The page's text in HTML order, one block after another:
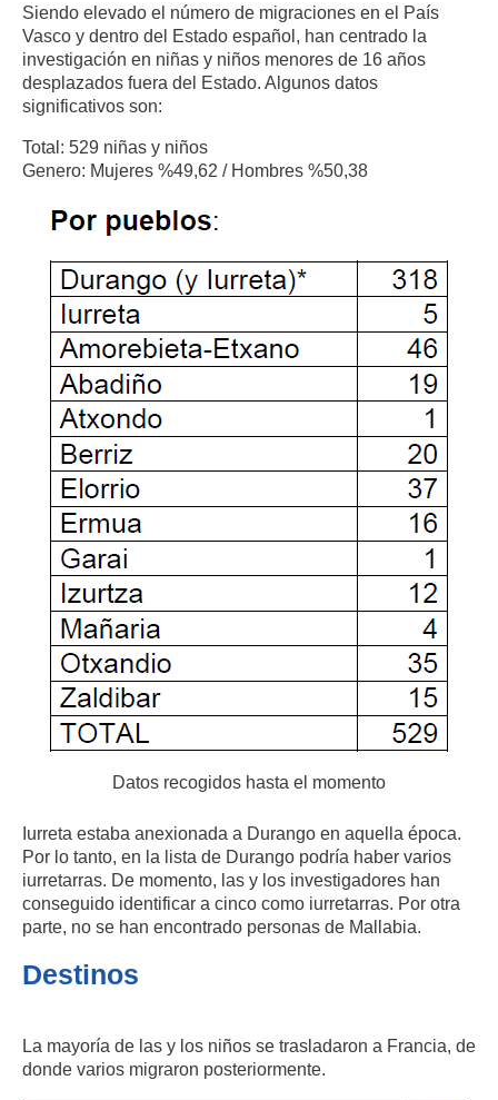
Siendo elevado el número de migraciones en el País
Vasco y dentro del Estado español, han centrado la
investigación en niñas y niños menores de 16 años
desplazados fuera del Estado. Algunos datos
significativos son:
Total: 529 niñas y niños
Genero: Mujeres %49,62 / Hombres %50,38
Datos recogidos hasta el momento
Iurreta estaba anexionada a Durango en aquella época.
Por lo tanto, en la lista de Durango podría haber varios
iurretarras. De momento, las y los investigadores han
conseguido identificar a cinco como iurretarras. Por otra
parte, no se han encontrado personas de Mallabia.
Destinos
La mayoría de las y los niños se trasladaron a Francia, de
donde varios migraron posteriormente.